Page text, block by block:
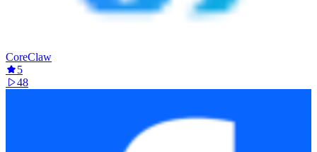
CoreClaw
5
48